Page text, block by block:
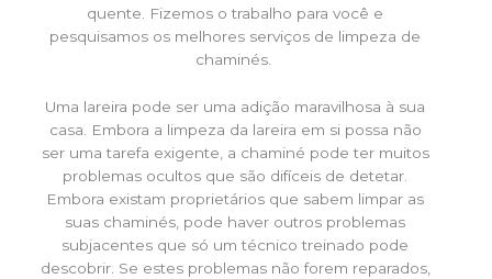
quente. Fizemos o trabalho para você e
pesquisamos os melhores serviços de limpeza de
chaminés.
Uma lareira pode ser uma adição maravilhosa à sua
casa. Embora a limpeza da lareira em si possa não
ser uma tarefa exigente, a chaminé pode ter muitos
problemas ocultos que são difíceis de detetar.
Embora existam proprietários que sabem limpar as
suas chaminés, pode haver outros problemas
subjacentes que só um técnico treinado pode
descobrir. Se estes problemas não forem reparados,